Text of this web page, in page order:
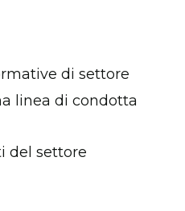
di settore
linea di condotta
del settore